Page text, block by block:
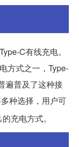
C有线充电。
方式之一，Type-
遍普及了这种接
种选择，用户可
充电方式。